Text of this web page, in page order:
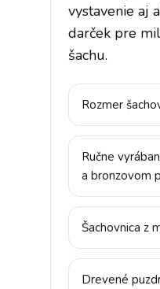
vystavenie aj
darček pre
šachu.
Rozmer
Ručne
a bronzovom
Šachovnica z
Drevené